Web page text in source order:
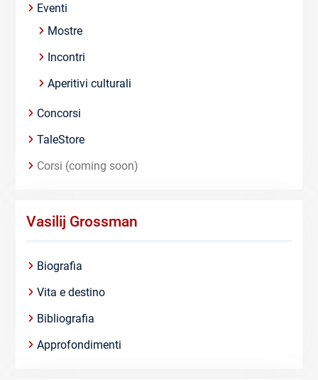
Eventi
Mostre
Incontri
Aperitivi culturali
Concorsi
TaleStore
Corsi (coming soon)
Vasilij Grossman
Biografia
Vita e destino
Bibliografia
Approfondimenti